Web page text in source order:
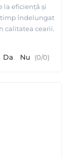
la eficiență și
timp îndelungat
calitatea cearii.
Da Nu (0/0)